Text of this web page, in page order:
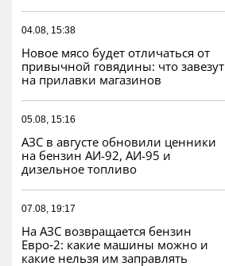
04.08, 15:38
Новое мясо будет отличаться от
привычной говядины: что завезут
на прилавки магазинов
05.08, 15:16
АЗС в августе обновили ценники
на бензин АИ-92, АИ-95 и
дизельное топливо
07.08, 19:17
На АЗС возвращается бензин
Евро‑2: какие машины можно и
какие нельзя им заправлять